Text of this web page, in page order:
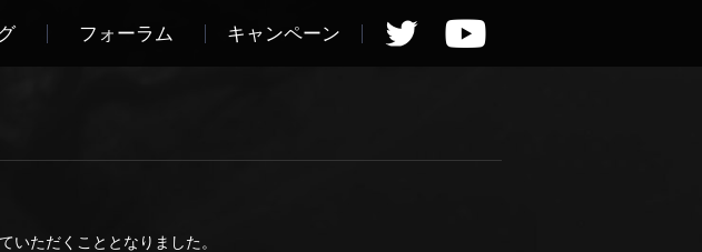
フォーラム キャンペーン
いただくこととなりました。